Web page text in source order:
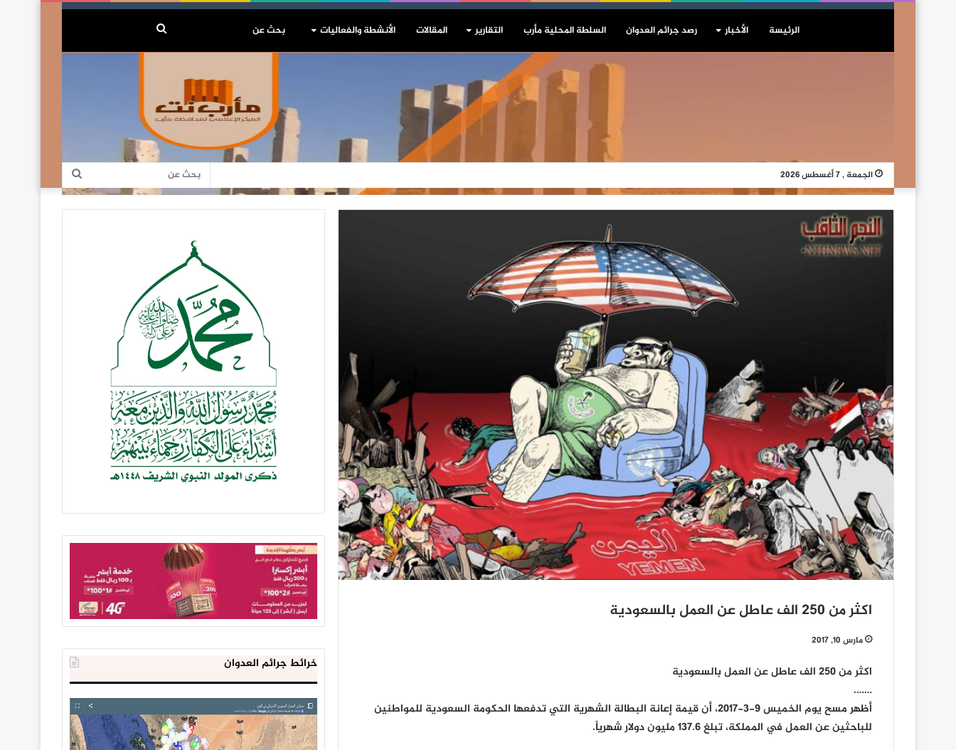
الرئيسة الأخبار رصد جرائم العدوان السلطة المحلية مأرب التقارير المقالات الأنشطة والفعاليات بحث
الجمعة , 7 أغسطس 2026
بحث
عن
اكثر من 250 الف عاطل عن العمل بالسعودية
مارس 10, 2017
اكثر من 250 الف عاطل عن العمل بالسعودية
…….
أظهر مسح يوم الخميس 9-3-2017، أن قيمة إعانة البطالة الشهرية التي تدفعها الحكومة السعودية للمواطنين
للباحثين عن العمل في المملكة، تبلغ 137.6 مليون دولار شهرياً.
خرائط جرائم العدوان